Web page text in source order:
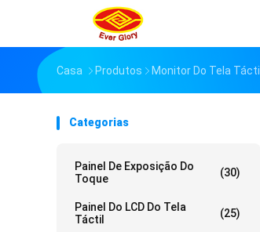
Casa Produtos Monitor Do Tela Táctil
Categorias
Painel De Exposição Do
Toque
(30)
Painel Do LCD Do Tela
Táctil
(25)